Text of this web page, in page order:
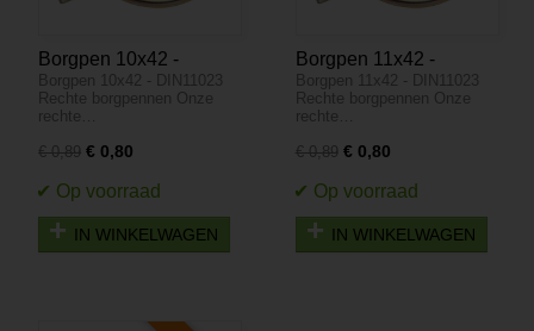
Borgpen 10x42 -
DIN11023 - OP=OP
Borgpen 10x42 - DIN11023
Rechte borgpennen Onze
rechte…
€ 0,89 € 0,80
IN WINKELWAGEN
Borgpen 11x42 -
DIN11023 - OP=OP
Borgpen 11x42 - DIN11023
Rechte borgpennen Onze
rechte…
€ 0,89 € 0,80
IN WINKELWAGEN